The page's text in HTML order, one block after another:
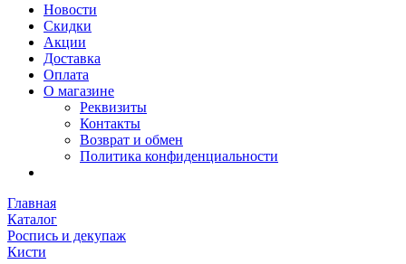
Новости
Скидки
Акции
Доставка
Оплата
О магазине
Реквизиты
Контакты
Возврат и обмен
Политика конфиденциальности
Главная
Каталог
Роспись и декупаж
Кисти